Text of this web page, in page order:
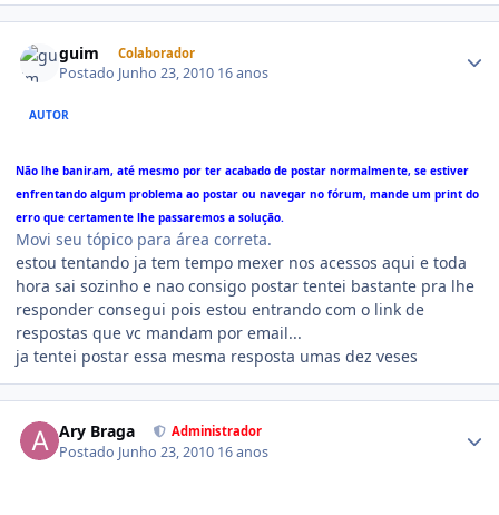
guim Colaborador
Postado Junho 23, 2010 16 anos
AUTOR
Não lhe baniram, até mesmo por ter acabado de postar normalmente, se estiver
enfrentando algum problema ao postar ou navegar no fórum, mande um print do
erro que certamente lhe passaremos a solução.
Movi seu tópico para área correta.
estou tentando ja tem tempo mexer nos acessos aqui e toda
hora sai sozinho e nao consigo postar tentei bastante pra lhe
responder consegui pois estou entrando com o link de
respostas que vc mandam por email...
ja tentei postar essa mesma resposta umas dez veses
Ary Braga Administrador
Postado Junho 23, 2010 16 anos